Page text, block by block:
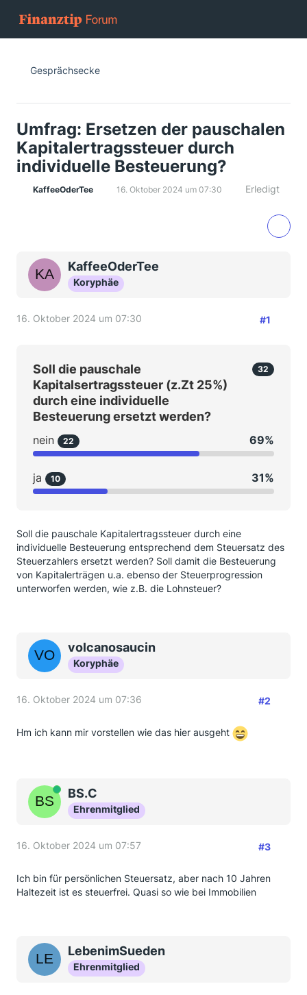
Gesprächsecke
Umfrag: Ersetzen der pauschalen
Kapitalertragssteuer durch
individuelle Besteuerung?
KaffeeOderTee 16. Oktober 2024 um 07:30 Erledigt
KaffeeOderTee
Koryphäe
16. Oktober 2024 um 07:30 #1
Soll die pauschale
Kapitalsertragssteuer (z.Zt 25%)
durch eine individuelle
Besteuerung ersetzt werden?
32
nein 22 69%
ja 10 31%
Soll die pauschale Kapitalertragssteuer durch eine
individuelle Besteuerung entsprechend dem Steuersatz des
Steuerzahlers ersetzt werden? Soll damit die Besteuerung
von Kapitalerträgen u.a. ebenso der Steuerprogression
unterworfen werden, wie z.B. die Lohnsteuer?
volcanosaucin
Koryphäe
16. Oktober 2024 um 07:36 #2
Hm ich kann mir vorstellen wie das hier ausgeht
OnlineBS.C
Ehrenmitglied
16. Oktober 2024 um 07:57 #3
Ich bin für persönlichen Steuersatz, aber nach 10 Jahren
Haltezeit ist es steuerfrei. Quasi so wie bei Immobilien
LebenimSueden
Ehrenmitglied